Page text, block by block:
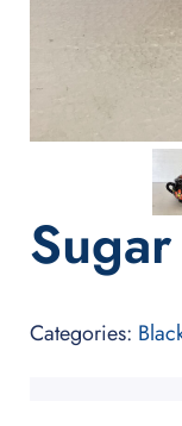
Categories: